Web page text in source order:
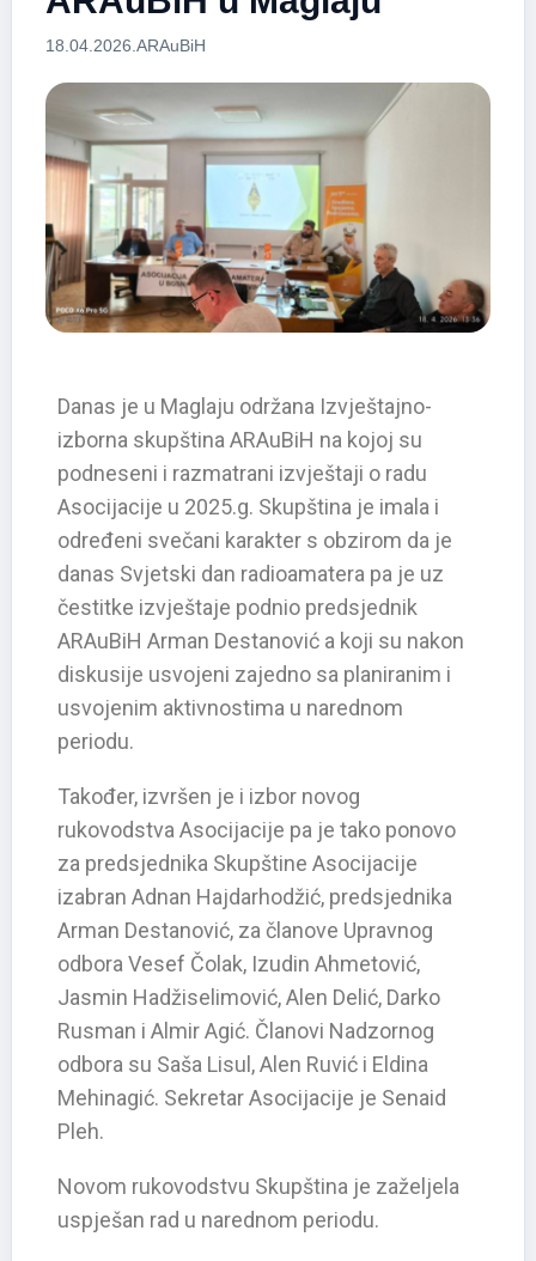
18.04.2026. ARAuBiH
Danas je u Maglaju održana Izvještajno-
izborna skupština ARAuBiH na kojoj su
podneseni i razmatrani izvještaji o radu
Asocijacije u 2025.g. Skupština je imala i
određeni svečani karakter s obzirom da je
danas Svjetski dan radioamatera pa je uz
čestitke izvještaje podnio predsjednik
ARAuBiH Arman Destanović a koji su nakon
diskusije usvojeni zajedno sa planiranim i
usvojenim aktivnostima u narednom
periodu.
Također, izvršen je i izbor novog
rukovodstva Asocijacije pa je tako ponovo
za predsjednika Skupštine Asocijacije
izabran Adnan Hajdarhodžić, predsjednika
Arman Destanović, za članove Upravnog
odbora Vesef Čolak, Izudin Ahmetović,
Jasmin Hadžiselimović, Alen Delić, Darko
Rusman i Almir Agić. Članovi Nadzornog
odbora su Saša Lisul, Alen Ruvić i Eldina
Mehinagić. Sekretar Asocijacije je Senaid
Pleh.
Novom rukovodstvu Skupština je zaželjela
uspješan rad u narednom periodu.